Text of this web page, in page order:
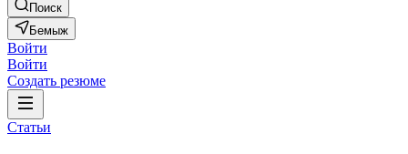
Поиск
Бемыж
Войти
Войти
Создать резюме
Статьи